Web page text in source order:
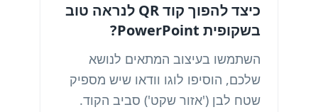
כיצד להפוך קוד QR לנראה טוב
בשקופית PowerPoint?
השתמשו בעיצוב המתאים לנושא
שלכם, הוסיפו לוגו וודאו שיש מספיק
שטח לבן ('אזור שקט') סביב הקוד.